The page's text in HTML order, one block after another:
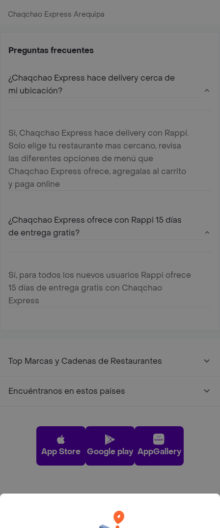
Chaqchao Express Arequipa
Preguntas frecuentes
¿Chaqchao Express hace delivery cerca de
mi ubicación?
Si, Chaqchao Express hace delivery con Rappi.
Solo elige tu restaurante mas cercano, revisa
las diferentes opciones de menú que
Chaqchao Express ofrece, agregalas al carrito
y paga online
¿Chaqchao Express ofrece con Rappi 15 días
de entrega gratis?
Sí, para todos los nuevos usuarios Rappi ofrece
15 días de entrega gratis con Chaqchao
Express
Top Marcas y Cadenas de Restaurantes
Encuéntranos en estos países
App Store Google play AppGallery